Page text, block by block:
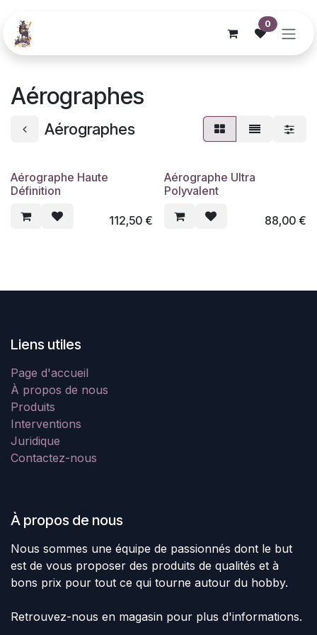
0
Aérographes
Aérographes
Aérographe Haute
Définition
112,50€
Aérographe Ultra
Polyvalent
88,00€
Liens utiles
Page d'accueil
À propos de nous
Produits
Interventions
Juridique
Contactez-nous
À propos de nous
Nous sommes une équipe de passionnés dont le but
est de vous proposer des produits de qualités et à
bons prix pour tout ce qui tourne autour du hobby.
Retrouvez-nous en magasin pour plus d'informations.